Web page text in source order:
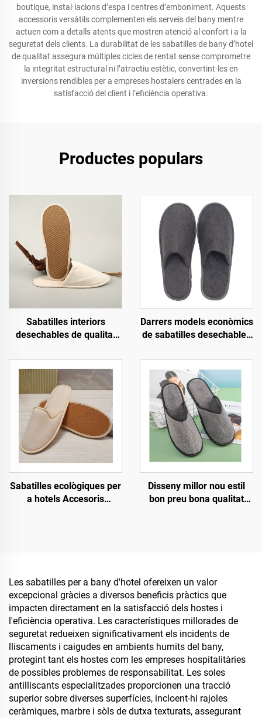
boutique, instal·lacions d’espa i centres d’emboniment. Aquests
accessoris versàtils complementen els serveis del bany mentre
actuen com a detalls atents que mostren atenció al confort i a la
seguretat dels clients. La durabilitat de les sabatilles de bany d’hotel
de qualitat assegura múltiples cicles de rentat sense comprometre
la integritat estructural ni l’atractiu estètic, convertint-les en
inversions rendibles per a empreses hostalers centrades en la
satisfacció del client i l’eficiència operativa.
Productes populars
Sabatilles interiors
desechables de qualitat
forro tou per a convidats
per a habitacions d'hotel
Darrers models econòmics
de sabatilles desechables
hotel, esfereïdor i
companyies aèries,
sabatilles biodegradables
per a homes i dones,
fabricant amb venda al por
major
Sabatilles ecològiques per
a hotels Accesoris
Disseny millor nou estil
bon preu bona qualitat
Les sabatilles per a bany d'hotel ofereixen un valor
excepcional gràcies a diversos beneficis pràctics que
impacten directament en la satisfacció dels hostes i
l'eficiència operativa. Les característiques millorades de
seguretat redueixen significativament els incidents de
lliscaments i caigudes en ambients humits del bany,
protegint tant els hostes com les empreses hospitalitàries
de possibles problemes de responsabilitat. Les soles
antilliscants especialitzades proporcionen una tracció
superior sobre diverses superfícies, incloent-hi rajoles
ceràmiques, marbre i sòls de dutxa texturats, assegurant